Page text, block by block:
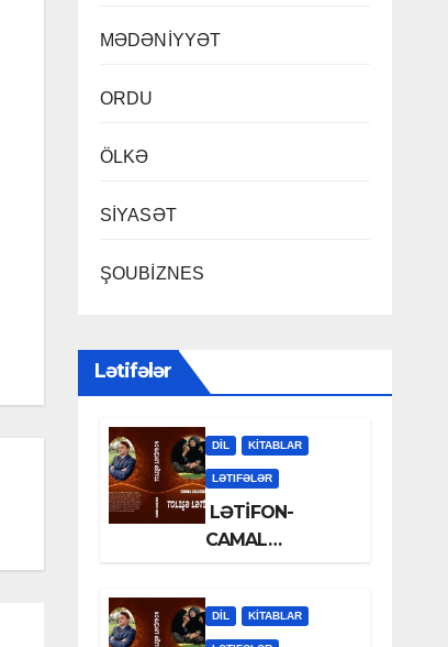
MƏDƏNİYYƏT
ORDU
ÖLKƏ
SİYASƏT
ŞOUBİZNES
Lətifələr
DİL KİTABLAR
LƏTIFƏLƏR
LƏTİFON-
CAMAL
DİL KİTABLAR